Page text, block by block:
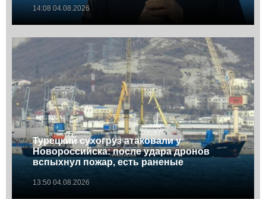
14:08 04.08.2026
Турецкий сухогруз атаковали у
Новороссийска: после удара дронов
вспыхнул пожар, есть раненые
13:50 04.08.2026